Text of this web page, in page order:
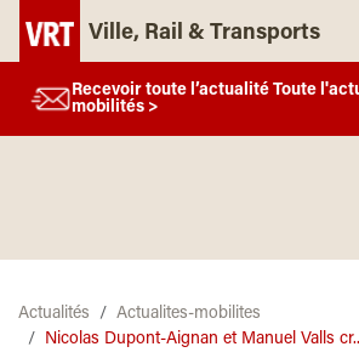
Ville, Rail & Transports
Recevoir toute l’actualité Toute
mobilités >
Actualités
Actualites-mobilites
Nicolas Dupont-Aignan et Manuel Valls